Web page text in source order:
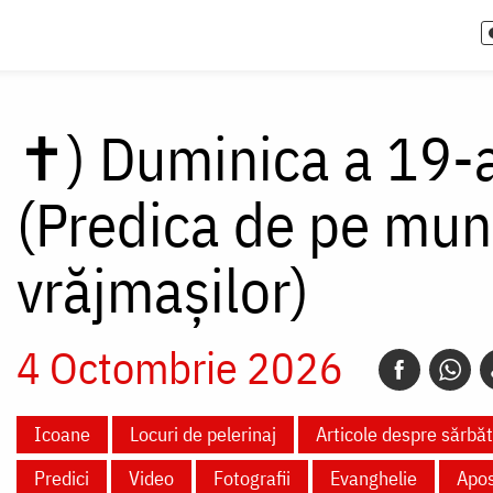
✝) Duminica a
(Predica de pe
vrăjmașilor)
4 Octombrie 2026
Icoane Locuri de pelerinaj
Articole despre
Predici
Video Fotografii Evanghelie